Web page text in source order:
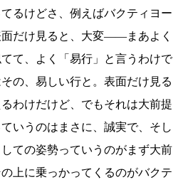
るけどさ、例えばバクティヨー
だけ見ると、大変――まあよく
て、よく「易行」と言うわけで
の、易しい行と。表面だけ見る
わけだけど、でもそれは大前提
いうのはまさに、誠実で、そし
ての姿勢っていうのがまず大前
上に乗っかってくるのがバクテ